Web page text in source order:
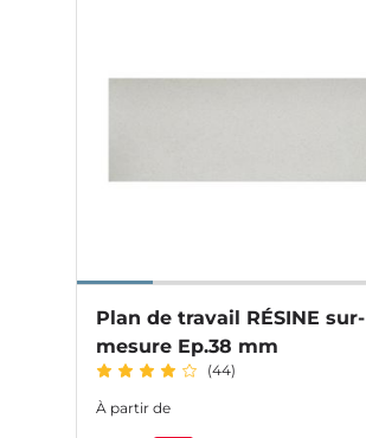
Plan de travail RÉSINE sur-
mesure Ep.38 mm
(44)
À partir de